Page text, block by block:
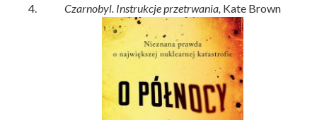
Czarnobyl. Instrukcje przetrwania, Kate Brown